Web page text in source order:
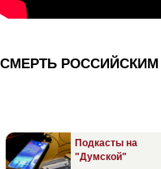
СМЕРТЬ РОССИЙСКИМ
Подкасты на
"Думской"